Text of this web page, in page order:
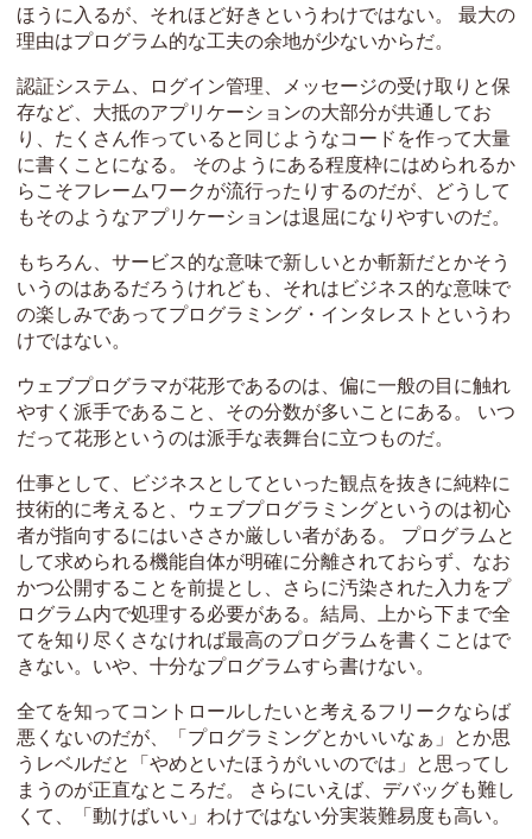
ほうに入るが、それほど好きというわけではない。 最大の
理由はプログラム的な工夫の余地が少ないからだ。
認証システム、ログイン管理、メッセージの受け取りと保
存など、大抵のアプリケーションの大部分が共通してお
り、たくさん作っていると同じようなコードを作って大量
に書くことになる。 そのようにある程度枠にはめられるか
らこそフレームワークが流行ったりするのだが、どうして
もそのようなアプリケーションは退屈になりやすいのだ。
もちろん、サービス的な意味で新しいとか斬新だとかそう
いうのはあるだろうけれども、それはビジネス的な意味で
の楽しみであってプログラミング・インタレストというわ
けではない。
ウェブプログラマが花形であるのは、偏に一般の目に触れ
やすく派手であること、その分数が多いことにある。 いつ
だって花形というのは派手な表舞台に立つものだ。
仕事として、ビジネスとしてといった観点を抜きに純粋に
技術的に考えると、ウェブプログラミングというのは初心
者が指向するにはいささか厳しい者がある。 プログラムと
して求められる機能自体が明確に分離されておらず、なお
かつ公開することを前提とし、さらに汚染された入力をプ
ログラム内で処理する必要がある。結局、上から下まで全
てを知り尽くさなければ最高のプログラムを書くことはで
きない。いや、十分なプログラムすら書けない。
全てを知ってコントロールしたいと考えるフリークならば
悪くないのだが、「プログラミングとかいいなぁ」とか思
うレベルだと「やめといたほうがいいのでは」と思ってし
まうのが正直なところだ。 さらにいえば、デバッグも難し
くて、「動けばいい」わけではない分実装難易度も高い。